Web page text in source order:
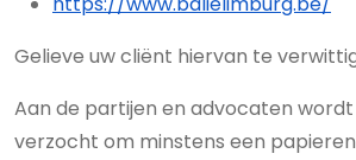
Gelieve uw cliënt hiervan te
Aan de partijen en advocaten
verzocht om minstens een